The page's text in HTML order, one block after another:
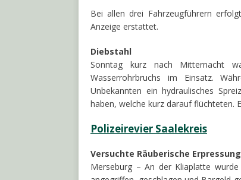
Bei allen drei Fahrzeugführern
Anzeige erstattet.
Diebstahl
Sonntag kurz nach Mitternacht
Wasserrohrbruchs im Einsatz.
Unbekannten ein hydraulisches
haben, welche kurz darauf flüchteten.
Polizeirevier Saalekreis
Versuchte Räuberische
Merseburg – An der Kliaplatte